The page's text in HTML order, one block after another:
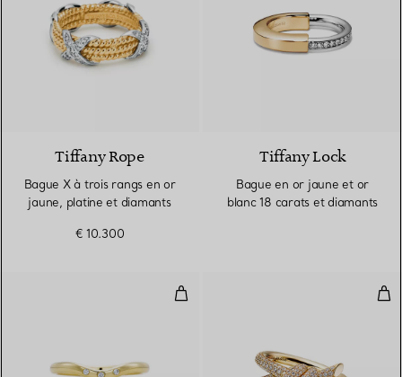
Tiffany Rope
Bague X à trois rangs en or
jaune, platine et diamants
€ 10.300
Tiffany Lock
Bague en or jaune et or
blanc 18 carats et diamants
Alliance